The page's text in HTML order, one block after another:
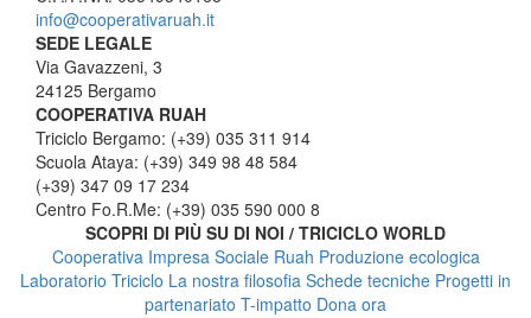
info@cooperativaruah.it
SEDE LEGALE
Via Gavazzeni, 3
24125 Bergamo
COOPERATIVA RUAH
Triciclo Bergamo: (+39) 035 311 914
Scuola Ataya: (+39) 349 98 48 584
(+39) 347 09 17 234
Centro Fo.R.Me: (+39) 035 590 000 8
SCOPRI DI PIÙ SU DI NOI / TRICICLO WORLD
Cooperativa Impresa Sociale Ruah Produzione ecologica
Laboratorio Triciclo La nostra filosofia Schede tecniche Progetti in
partenariato T-impatto Dona ora